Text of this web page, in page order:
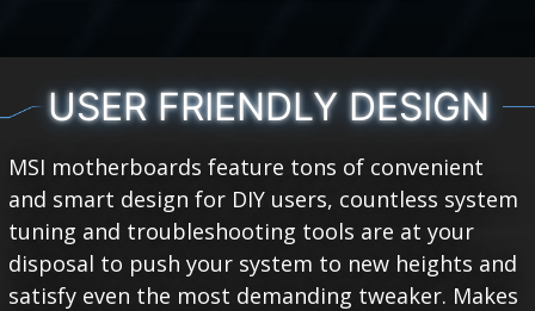
USER FRIENDLY DESIGN
MSI motherboards feature tons of convenient
and smart design for DIY users, countless system
tuning and troubleshooting tools are at your
disposal to push your system to new heights and
satisfy even the most demanding tweaker. Makes